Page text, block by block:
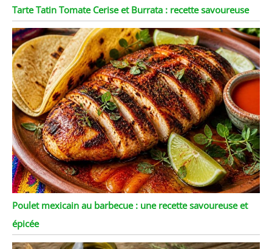
Tarte Tatin Tomate Cerise et Burrata : recette savoureuse
Poulet mexicain au barbecue : une recette savoureuse et
épicée